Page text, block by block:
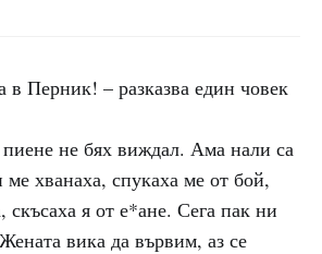
в Перник! – разказва един човек
не бях виждал. Ама нали са
хванаха, спукаха ме от бой,
скъсаха я от е*ане. Сега пак ни
вика да вървим, аз се